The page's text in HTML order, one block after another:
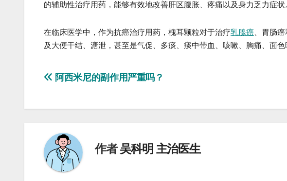
的辅助性治疗用药，能够有效地改善肝区腹胀、疼痛以及身力乏力症状
在临床医学中，作为抗癌治疗用药，槐耳颗粒对于治疗乳腺癌 、胃肠
及大便干结、溏泄，甚至是气促、多痰、痰中带血、咳嗽、胸痛、面
文
航
阿西米尼的副作用严重吗？
作者吴科明 主治医生